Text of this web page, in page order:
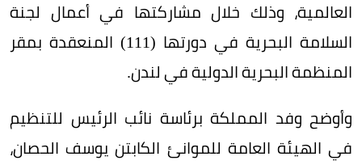
العالمية، وذلك خلال مشاركتها في أعمال لجنة
السلامة البحرية في دورتها (111) المنعقدة بمقر
المنظمة البحرية الدولية في لندن.
وأوضح وفد المملكة برئاسة نائب الرئيس للتنظيم
في الهيئة العامة للموانئ الكابتن يوسف الحصان،